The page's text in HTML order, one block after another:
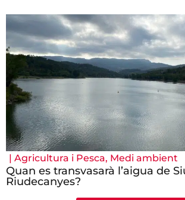
| Agricultura i Pesca, Medi ambient
Quan es transvasarà l’aigua de
Riudecanyes?